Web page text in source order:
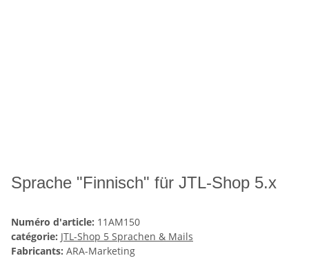
Sprache "Finnisch" für JTL-Shop 5.x
Numéro d'article: 11AM150
catégorie: JTL-Shop 5 Sprachen & Mails
Fabricants: ARA-Marketing